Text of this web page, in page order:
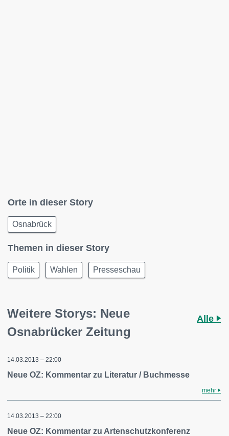
Orte in dieser Story
Osnabrück
Themen in dieser Story
Politik Wahlen Presseschau
Weitere Storys: Neue
Osnabrücker Zeitung
Alle
14.03.2013 – 22:00
Neue OZ: Kommentar zu Literatur / Buchmesse
mehr
14.03.2013 – 22:00
Neue OZ: Kommentar zu Artenschutzkonferenz